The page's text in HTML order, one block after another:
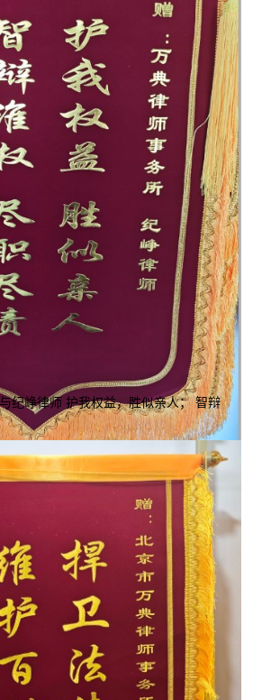
纪峥律师 护我权益，胜似亲人； 智辩